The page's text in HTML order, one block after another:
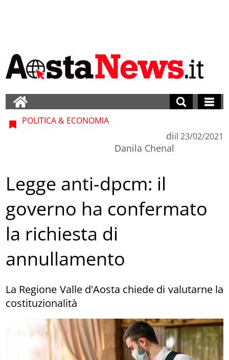
POLITICA & ECONOMIA
di
Danila Chenal
il 23/02/2021
Legge anti-dpcm: il
governo ha confermato
la richiesta di
annullamento
La Regione Valle d'Aosta chiede di valutarne la
costituzionalità